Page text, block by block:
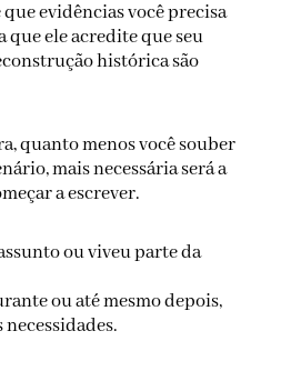
evidências você precisa
que ele acredite que seu
histórica são
quanto menos você souber
mais necessária será a
a escrever.
ou viveu parte da
ou até mesmo depois,